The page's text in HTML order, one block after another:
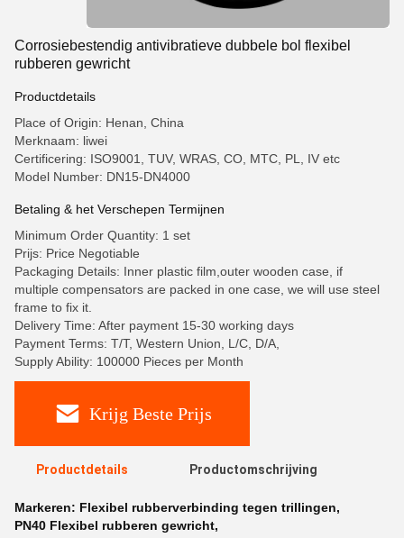
Corrosiebestendig antivibratieve dubbele bol flexibel
rubberen gewricht
Productdetails
Place of Origin: Henan, China
Merknaam: liwei
Certificering: ISO9001, TUV, WRAS, CO, MTC, PL, IV etc
Model Number: DN15-DN4000
Betaling & het Verschepen Termijnen
Minimum Order Quantity: 1 set
Prijs: Price Negotiable
Packaging Details: Inner plastic film,outer wooden case, if
multiple compensators are packed in one case, we will use steel
frame to fix it.
Delivery Time: After payment 15-30 working days
Payment Terms: T/T, Western Union, L/C, D/A,
Supply Ability: 100000 Pieces per Month
Krijg Beste Prijs
Productdetails Productomschrijving
Markeren: Flexibel rubberverbinding tegen trillingen,
PN40 Flexibel rubberen gewricht,